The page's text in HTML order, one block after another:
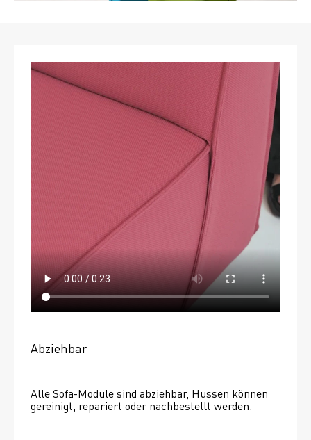
Abziehbar
Alle Sofa-Module sind abziehbar, Hussen können
gereinigt, repariert oder nachbestellt werden.